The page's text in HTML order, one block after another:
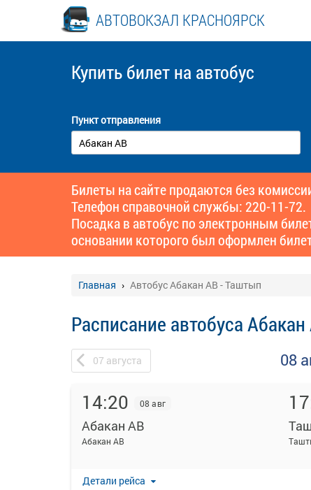
АВТОВОКЗАЛ КРАСНОЯРСК
Купить билет на автобус
Пункт отправления
Билеты на сайте продаются без
Телефон справочной службы: 220-11-72.
Посадка в автобус по электронным
основании которого был оформлен
Главная Автобус Абакан АВ - Таштып
Расписание автобуса
07 августа 08
14:20 08 авг
Абакан АВ
Абакан АВ
Детали рейса